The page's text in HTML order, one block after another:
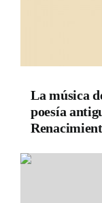
La música
poesía